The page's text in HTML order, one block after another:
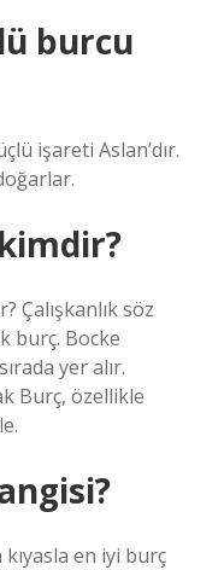
burcu
işareti Aslan’dır.
Çalışkanlık söz
burç. Bocke
yer alır.
Burç, özellikle
en iyi burç